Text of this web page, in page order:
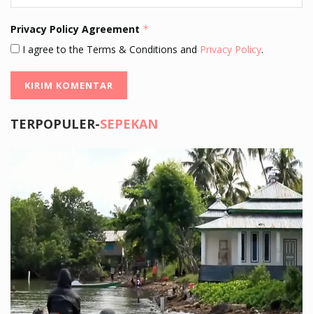
Privacy Policy Agreement *
I agree to the Terms & Conditions and Privacy Policy.
TERPOPULER-SEPEKAN